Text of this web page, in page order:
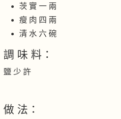
茨 實 一 兩
瘦 肉 四 兩
清 水 六 碗
調 味 料：
鹽 少 許
做 法：